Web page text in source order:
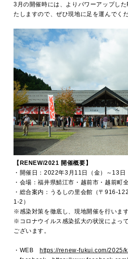
3月の開催時には、よりパワーアップし
たしますので、ぜひ現地に足を運んでくだ
【RENEW/2021 開催概要】
・開催日：2022年3月11日（金）～13日
・会場：福井県鯖江市・越前市・越前町
・総合案内：うるしの里会館（〒916-
1-2）
※感染対策を徹底し、現地開催を行います
※コロナウイルス感染拡大の状況によっ
ございます。
・WEB https://renew-fukui.com/2025/